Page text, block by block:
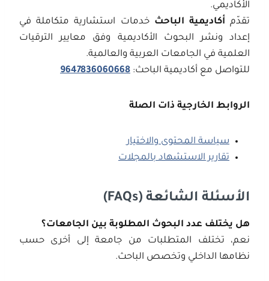
الأكاديمي.
تقدّم أكاديمية الباحث خدمات استشارية متكاملة في
إعداد ونشر البحوث الأكاديمية وفق معايير الترقيات
العلمية في الجامعات العربية والعالمية.
للتواصل مع أكاديمية الباحث: 9647836060668
الروابط الخارجية ذات الصلة
سياسة المحتوى والاختيار
تقارير الاستشهاد بالمجلات
الأسئلة الشائعة (FAQs)
هل يختلف عدد البحوث المطلوبة بين الجامعات؟
نعم، تختلف المتطلبات من جامعة إلى أخرى حسب
نظامها الداخلي وتخصص الباحث.